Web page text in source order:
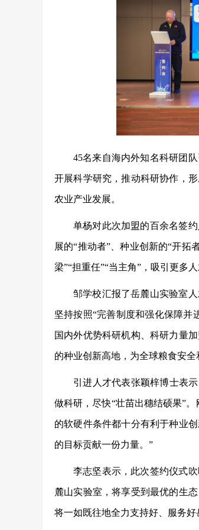
45名来自海内外知名科研团
开展科学研究，推动科研协作，
农业产业发展。
单杨对此次加盟的百余名签
展的“推动者”、种业创新的“开拓
梁”“担重任”“当主角”，吸引更多
邹学校汇报了岳麓山实验室
坚持按照“完善制度和强化保障并
国内外优势科研机构、科研力量
的种业创新高地，为全球粮食安全
引进人才代表张颖梓博士表
做科研，尽快“壮苗出穗结硕果”
的软硬件条件都十分有利于种业
的目标贡献一份力量。”
李志坚表示，此次签约仪式
麓山实验室，将享受到最优的生
将一如既往地全力支持好、服务好